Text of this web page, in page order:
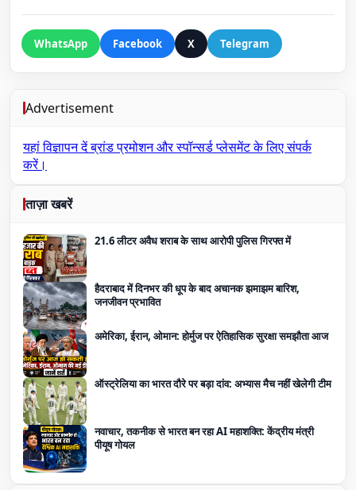
WhatsApp Facebook X Telegram
Advertisement
यहां विज्ञापन देंब्रांड प्रमोशन और स्पॉन्सर्ड प्लेसमेंट के लिए संपर्क
करें।
ताज़ा खबरें
21.6 लीटर अवैध शराब के साथ आरोपी पुलिस गिरफ्त में
हैदराबाद में दिनभर की धूप के बाद अचानक झमाझम बारिश,
जनजीवन प्रभावित
अमेरिका, ईरान, ओमान: होर्मुज पर ऐतिहासिक सुरक्षा समझौता आज
ऑस्ट्रेलिया का भारत दौरे पर बड़ा दांव: अभ्यास मैच नहीं खेलेगी टीम
नवाचार, तकनीक से भारत बन रहा AI महाशक्ति: केंद्रीय मंत्री
पीयूष गोयल